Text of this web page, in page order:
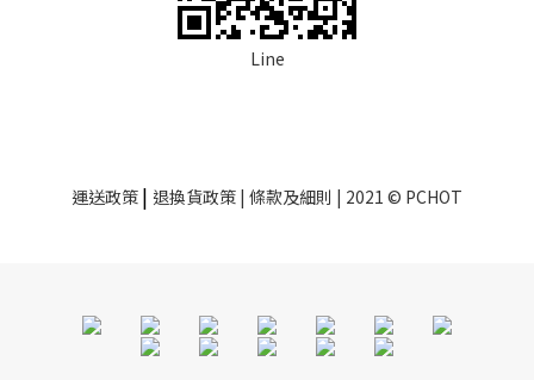
Line
運送政策 | 退換貨政策 | 條款及細則 | 2021 © PCHOT